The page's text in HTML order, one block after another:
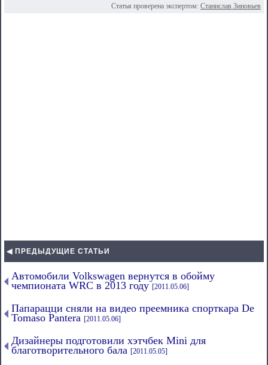
Статья проверена экспертом: Станислав Зиновьев
◀ ПРЕДЫДУЩИЕ СТАТЬИ
Автомобили Volkswagen вернутся в обойму
чемпионата WRC в 2013 году[2011.05.06]
Папарацци сняли на видео преемника спорткара De
Tomaso Pantera [2011.05.06]
Дизайнеры подготовили хэтчбек Mini для
благотворительного бала [2011.05.05]